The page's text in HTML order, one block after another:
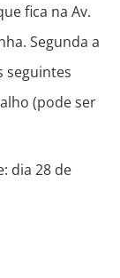
fica na Av.
Segunda a
seguintes
(pode ser
dia 28 de